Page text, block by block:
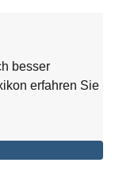
besser
erfahren Sie